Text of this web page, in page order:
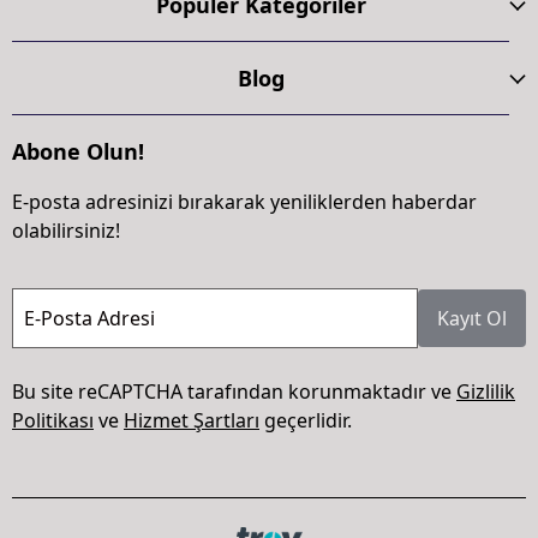
Blog
Abone Olun!
E-posta adresinizi bırakarak yeniliklerden haberdar
olabilirsiniz!
E-Posta Adresi Kayıt Ol
Bu site reCAPTCHA tarafından korunmaktadır ve Gizlilik
Politikası ve Hizmet Şartları geçerlidir.